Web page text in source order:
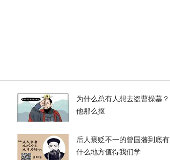
致7死15伤，犯案前先射杀祖父母
为什么总有人想去盗曹操墓？
他那么抠
后人褒贬不一的曾国藩到底有
什么地方值得我们学